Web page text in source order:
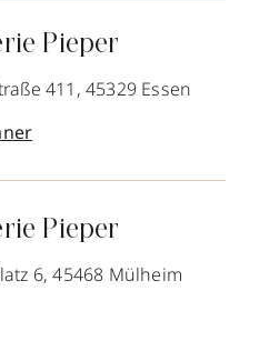
Pieper
411, 45329 Essen
Pieper
6, 45468 Mülheim